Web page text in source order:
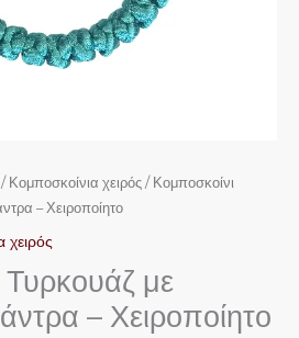
/ Κομποσκοίνια χειρός / Κομποσκοίνι
– Χειροποίητο
χειρός
με
– Χειροποίητο